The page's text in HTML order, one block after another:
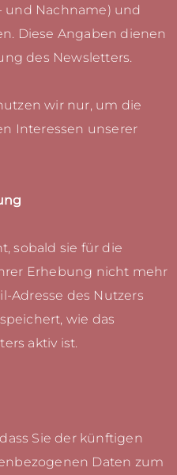
und Nachname) und
Diese Angaben dienen
des Newsletters.
wir nur, um die
Interessen unserer
sobald sie für die
Erhebung nicht mehr
Adresse des Nutzers
wie das
aktiv ist.
Sie der künftigen
Daten zum